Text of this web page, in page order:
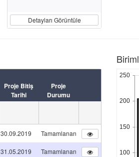
Detayları Görüntüle
Proje Bitiş
Tarihi
Proje
Durumu
30.09.2019 Tamamlanan
31.05.2019 Tamamlanan 100
150
200
250